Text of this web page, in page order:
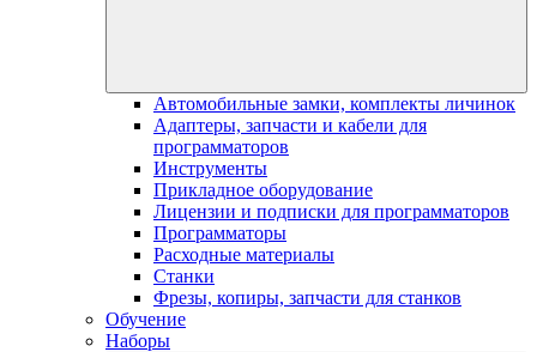
Автомобильные замки, комплекты личинок
Адаптеры, запчасти и кабели для
программаторов
Инструменты
Прикладное оборудование
Лицензии и подписки для программаторов
Программаторы
Расходные материалы
Станки
Фрезы, копиры, запчасти для станков
Обучение
Наборы